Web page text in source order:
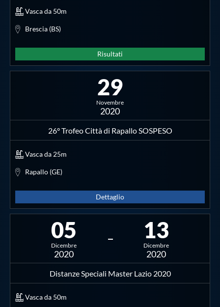
Centri Federali
Area Legislativa
Protezione Civile
Sostenibilità
Privacy
Archivio News
Flash News
Galleria fotografica
Vasca da 50m
Brescia (BS)
Risultati
29
Novembre
2020
26° Trofeo Città di Rapallo SOSPESO
Vasca da 25m
Rapallo (GE)
Dettaglio
05
Dicembre
2020
13
Dicembre
2020
Distanze Speciali Master Lazio 2020
Vasca da 50m